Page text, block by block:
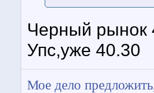
Черный рынок
Упс,уже 40.30
Мое дело